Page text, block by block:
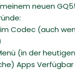
neuen
Codec (auch
(in der
Apps Verfügbar